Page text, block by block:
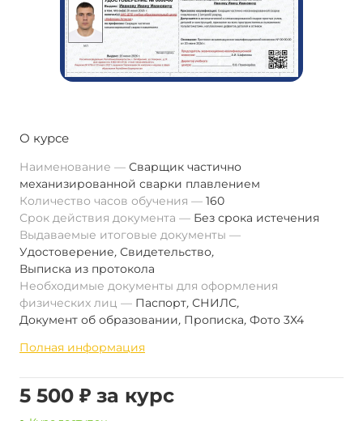
О курсе
Наименование
Сварщик частично
механизированной сварки плавлением
Количество часов обучения
160
Срок действия документа
Без срока истечения
Выдаваемые итоговые документы
Удостоверение, Свидетельство,
Выписка из протокола
Необходимые документы для оформления
физических лиц
Паспорт, СНИЛС,
Документ об образовании, Прописка, Фото 3Х4
Полная информация
5 500 ₽ за курс